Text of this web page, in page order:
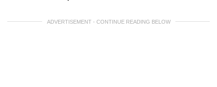
ADVERTISEMENT - CONTINUE READING BELOW